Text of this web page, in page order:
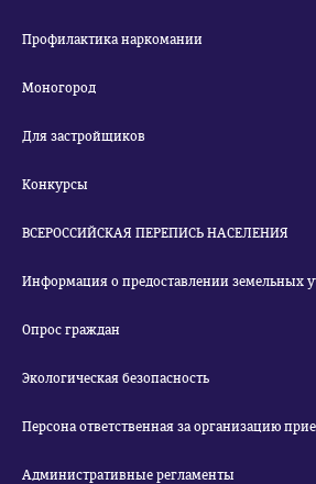
Профилактика наркомании
Моногород
Для застройщиков
Конкурсы
ВСЕРОССИЙСКАЯ ПЕРЕПИСЬ НАСЕЛЕНИЯ
Информация о предоставлении земельных
Опрос граждан
Экологическая безопасность
Персона ответственная за организацию
Административные регламенты